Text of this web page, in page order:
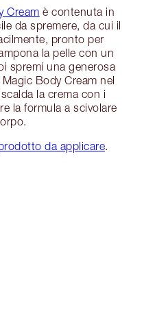
Cream è contenuta in
da spremere, da cui il
pronto per
la pelle con un
spremi una generosa
Body Cream nel
la crema con i
la formula a scivolare
da applicare.